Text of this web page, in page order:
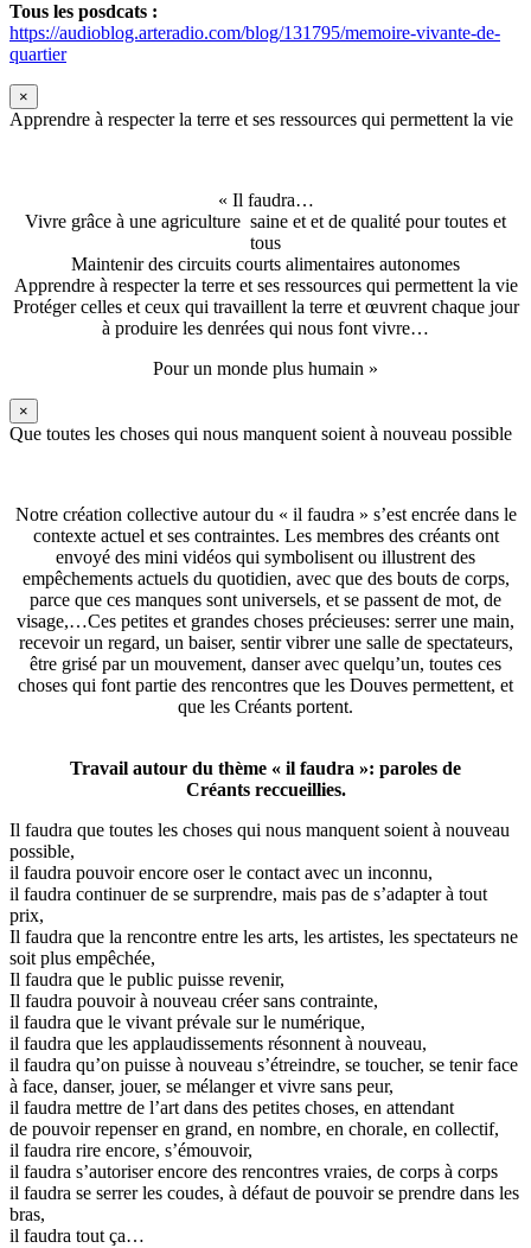
Tous les posdcats :
https://audioblog.arteradio.com/blog/131795/memoire-vivante-de-
quartier
×
Apprendre à respecter la terre et ses ressources qui permettent la vie
« Il faudra…
Vivre grâce à une agriculture saine et et de qualité pour toutes et
tous
Maintenir des circuits courts alimentaires autonomes
Apprendre à respecter la terre et ses ressources qui permettent la vie
Protéger celles et ceux qui travaillent la terre et œuvrent chaque jour
à produire les denrées qui nous font vivre…
Pour un monde plus humain »
×
Que toutes les choses qui nous manquent soient à nouveau possible
Notre création collective autour du « il faudra » s’est encrée dans le
contexte actuel et ses contraintes. Les membres des créants ont
envoyé des mini vidéos qui symbolisent ou illustrent des
empêchements actuels du quotidien, avec que des bouts de corps,
parce que ces manques sont universels, et se passent de mot, de
visage,…Ces petites et grandes choses précieuses: serrer une main,
recevoir un regard, un baiser, sentir vibrer une salle de spectateurs,
être grisé par un mouvement, danser avec quelqu’un, toutes ces
choses qui font partie des rencontres que les Douves permettent, et
que les Créants portent.
Travail autour du thème « il faudra »: paroles de
Créants reccueillies.
Il faudra que toutes les choses qui nous manquent soient à nouveau
possible,
il faudra pouvoir encore oser le contact avec un inconnu,
il faudra continuer de se surprendre, mais pas de s’adapter à tout
prix,
Il faudra que la rencontre entre les arts, les artistes, les spectateurs ne
soit plus empêchée,
Il faudra que le public puisse revenir,
Il faudra pouvoir à nouveau créer sans contrainte,
il faudra que le vivant prévale sur le numérique,
il faudra que les applaudissements résonnent à nouveau,
il faudra qu’on puisse à nouveau s’étreindre, se toucher, se tenir face
à face, danser, jouer, se mélanger et vivre sans peur,
il faudra mettre de l’art dans des petites choses, en attendant
de pouvoir repenser en grand, en nombre, en chorale, en collectif,
il faudra rire encore, s’émouvoir,
il faudra s’autoriser encore des rencontres vraies, de corps à corps
il faudra se serrer les coudes, à défaut de pouvoir se prendre dans les
bras,
il faudra tout ça…